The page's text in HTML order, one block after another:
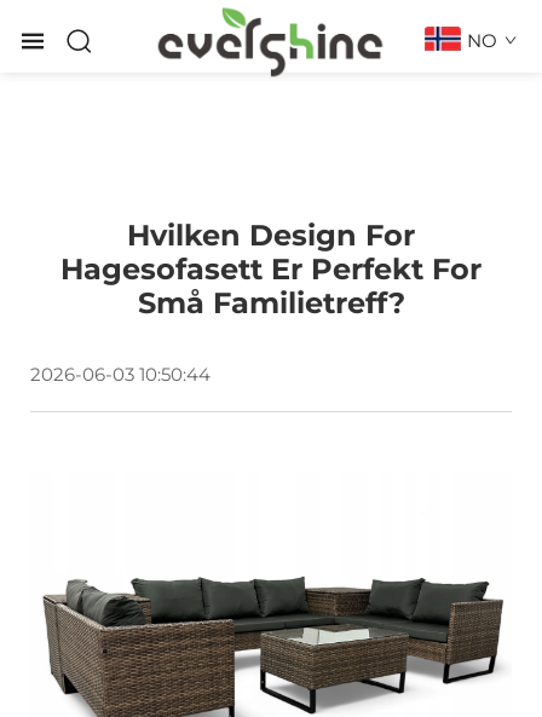
NO
Hvilken Design For
Hagesofasett Er Perfekt For
Små Familietreff?
2026-06-03 10:50:44